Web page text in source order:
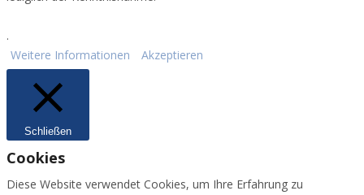
.
Weitere Informationen
Akzeptieren
Schließen
Cookies
Diese Website verwendet Cookies, um Ihre Erfahrung zu